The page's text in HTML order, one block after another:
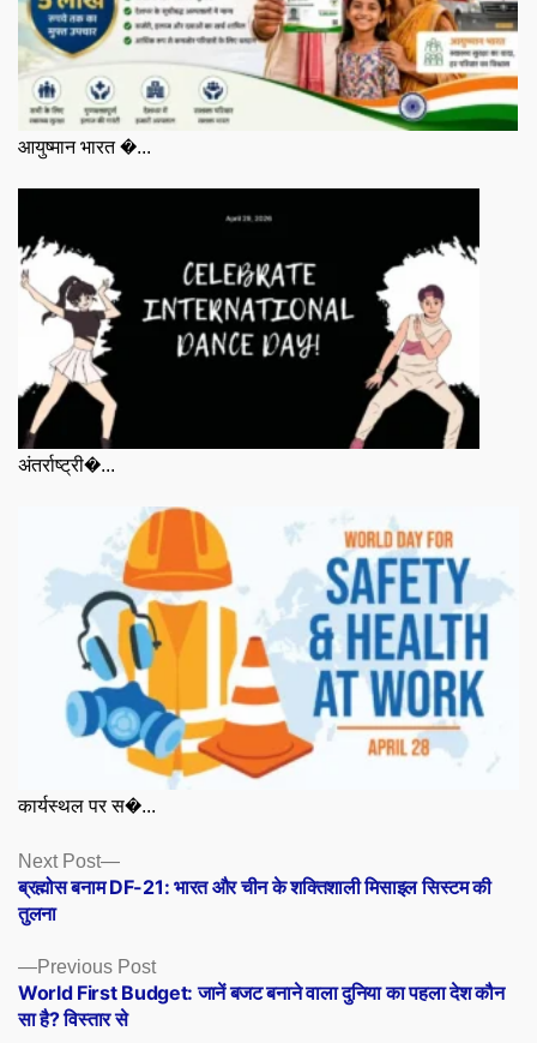
आयुष्मान भारत �...
अंतर्राष्ट्री�...
कार्यस्थल पर स�...
Posts
navigation
Previous PostPrevious
post:
World First Budget: जानें बजट बनाने वाला दुनिया का पहला देश कौन
सा है? विस्तार से
Next Post
Next
post:
ब्रह्मोस बनाम DF-21: भारत और चीन के शक्तिशाली मिसाइल सिस्टम की
तुलना